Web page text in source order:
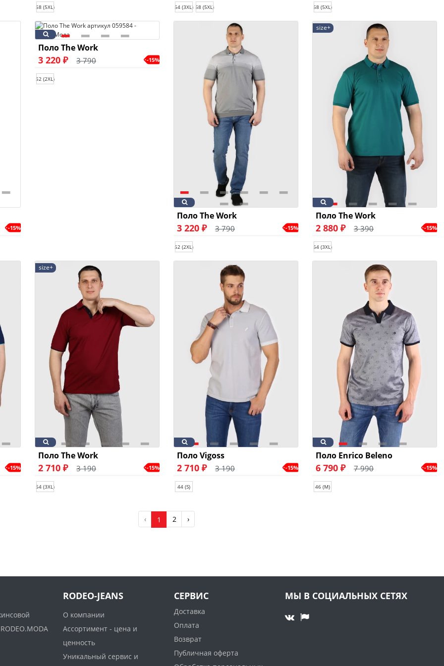
58 (5XL) 54 (3XL) 58 (5XL) 58 (5XL)
-15%
Поло The Work
3 220 ₽ 3 790 -15%
52 (2XL)
Поло The Work
3 220 ₽ 3 790 -15%
52 (2XL)
size+
Поло The Work
2 880 ₽ 3 390 -15%
54 (3XL)
-15%
size+
Поло The Work
2 710 ₽ 3 190 -15%
54 (3XL)
Поло Vigoss
2 710 ₽ 3 190 -15%
44 (S)
Поло Enrico Beleno
6 790 ₽ 7 990 -15%
46 (M)
‹ 1 2 ›
RODEO-JEANS
О компании
Ассортимент - цена и
ценность
Уникальный сервис и
СЕРВИС
Доставка
Оплата
Возврат
Публичная оферта
МЫ В СОЦИАЛЬНЫХ СЕТЯХ